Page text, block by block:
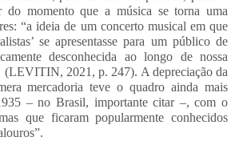
do momento que a música se torna uma
“a ideia de um concerto musical em que
se apresentasse para um público de
desconhecida ao longo de nossa
(LEVITIN, 2021, p. 247). A depreciação da
mercadoria teve o quadro ainda mais
– no Brasil, importante citar –, com o
que ficaram popularmente conhecidos